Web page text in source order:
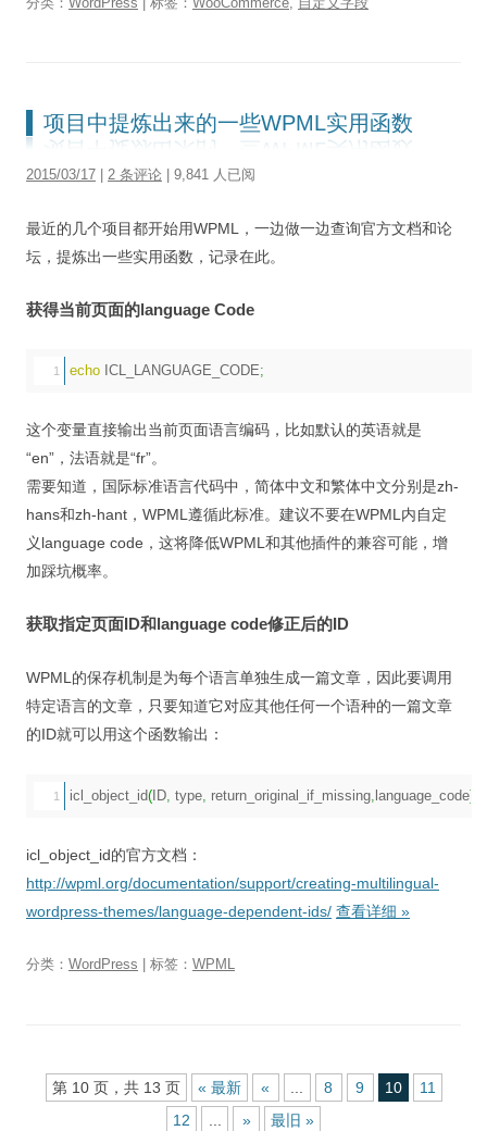
项目中提炼出来的一些WPML实用函数
2015/03/17 2 条评论 | 9,841 人已阅
最近的几个项目都开始用WPML，一边做一边查询官方文档和论
坛，提炼出一些实用函数，记录在此。
获得当前页面的language Code
echo ICL_LANGUAGE_CODE;
这个变量直接输出当前页面语言编码，比如默认的英语就是
“en”，法语就是“fr”。
需要知道，国际标准语言代码中，简体中文和繁体中文分别是zh-
hans和zh-hant，WPML遵循此标准。建议不要在WPML内自定
义language code，这将降低WPML和其他插件的兼容可能，增
加踩坑概率。
获取指定页面ID和language code修正后的ID
WPML的保存机制是为每个语言单独生成一篇文章，因此要调用
特定语言的文章，只要知道它对应其他任何一个语种的一篇文章
的ID就可以用这个函数输出：
icl_object_id( ID, type, return_original_if_missing, language_code)
icl_object_id的官方文档：
http://wpml.org/documentation/support/creating-multilingual-
wordpress-themes/language-dependent-ids/ 查看详细 »
分类： WordPress | 标签： WPML
第 10 页，共 13 页 « 最新 « ... 8 9 10
11
12
... » 最旧 »